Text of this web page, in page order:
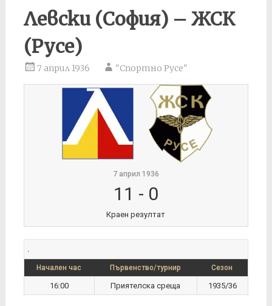
Левски (София) – ЖСК
(Русе)
7 април 1936 "Спортно Русе"
7 април 1936
11 - 0
Краен резултат
.
Начален час Първенство/турнир Сезон
16:00 Приятелска среща 1935/36